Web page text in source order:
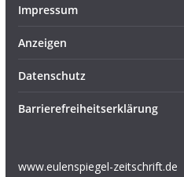
Impressum
Anzeigen
Datenschutz
Barrierefreiheitserklärung
www.eulenspiegel-zeitschrift.de